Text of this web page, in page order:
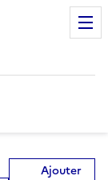
Ajouter